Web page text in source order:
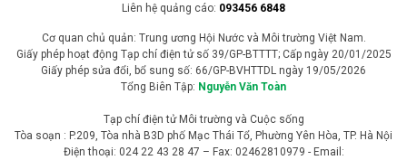
Liên hệ quảng cáo: 093456 6848
Cơ quan chủ quản: Trung ương Hội Nước và Môi trường Việt Nam.
Giấy phép hoạt động Tạp chí điện tử số 39/GP-BTTTT; Cấp ngày 20/01/2025
Giấy phép sửa đổi, bổ sung số: 66/GP-BVHTTDL ngày 19/05/2026
Tổng Biên Tập: Nguyễn Văn Toàn
Tạp chí điện tử Môi trường và Cuộc sống
Tòa soạn : P.209, Tòa nhà B3D phố Mạc Thái Tổ, Phường Yên Hòa, TP. Hà Nội
Điện thoại: 024 22 43 28 47 – Fax: 02462810979 - Email: